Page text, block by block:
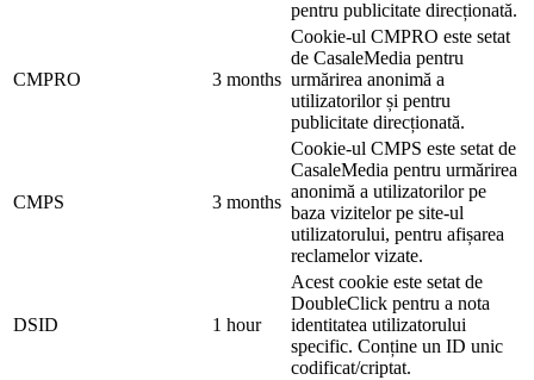
pentru publicitate direcționată.
CMPRO 3 months
Cookie-ul CMPRO este setat
de CasaleMedia pentru
urmărirea anonimă a
utilizatorilor și pentru
publicitate direcționată.
CMPS 3 months
Cookie-ul CMPS este setat de
CasaleMedia pentru urmărirea
anonimă a utilizatorilor pe
baza vizitelor pe site-ul
utilizatorului, pentru afișarea
reclamelor vizate.
DSID 1 hour
Acest cookie este setat de
DoubleClick pentru a nota
identitatea utilizatorului
specific. Conține un ID unic
codificat/criptat.